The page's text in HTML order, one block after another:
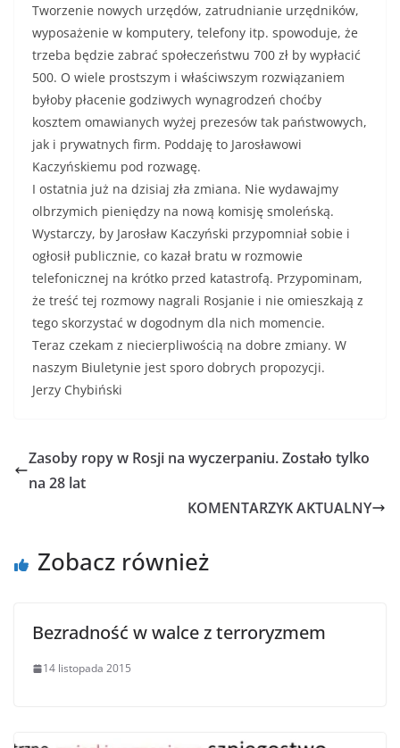
Tworzenie nowych urzędów, zatrudnianie urzędników,
wyposażenie w komputery, telefony itp. spowoduje, że
trzeba będzie zabrać społeczeństwu 700 zł by wypłacić
500. O wiele prostszym i właściwszym rozwiązaniem
byłoby płacenie godziwych wynagrodzeń choćby
kosztem omawianych wyżej prezesów tak państwowych,
jak i prywatnych firm. Poddaję to Jarosławowi
Kaczyńskiemu pod rozwagę.
I ostatnia już na dzisiaj zła zmiana. Nie wydawajmy
olbrzymich pieniędzy na nową komisję smoleńską.
Wystarczy, by Jarosław Kaczyński przypomniał sobie i
ogłosił publicznie, co kazał bratu w rozmowie
telefonicznej na krótko przed katastrofą. Przypominam,
że treść tej rozmowy nagrali Rosjanie i nie omieszkają z
tego skorzystać w dogodnym dla nich momencie.
Teraz czekam z niecierpliwością na dobre zmiany. W
naszym Biuletynie jest sporo dobrych propozycji.
Jerzy Chybiński
Zasoby ropy w Rosji na wyczerpaniu. Zostało tylko
na 28 lat
KOMENTARZYK AKTUALNY
Zobacz również
Bezradność w walce z terroryzmem
14 listopada 2015